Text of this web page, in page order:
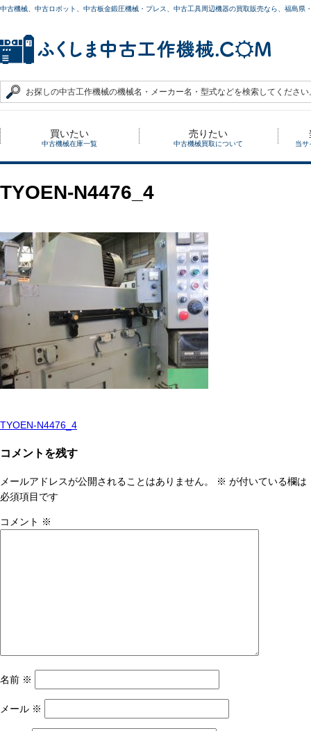
中古機械、中古ロボット、中古板金鍛圧機械・プレス、中古工具周辺機器の買取販売なら、福島
買いたい
中古機械在庫一覧
売りたい
中古機械買取について 当サ
TYOEN-N4476_4
投
稿
ナ
ビ
ゲ
TYOEN-N4476_4
コメントを残す
メールアドレスが公開されることはありません。 ※ が付いている欄は
必須項目です
コメント ※
名前 ※
メール ※